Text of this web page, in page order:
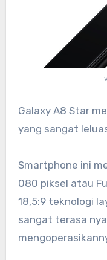
Galaxy A8 Star
yang sangat
Smartphone ini
080 piksel atau
18,5:9 teknologi
sangat terasa